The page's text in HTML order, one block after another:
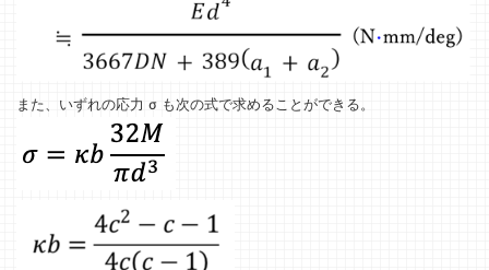
また、いずれの応力 σ も次の式で求めることができる。